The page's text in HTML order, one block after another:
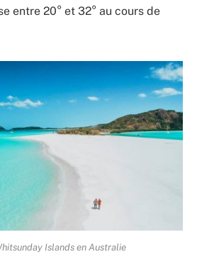
entre 20° et 32° au cours de
Islands en Australie